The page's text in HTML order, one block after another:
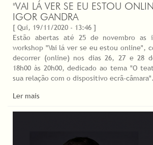
"VAI LÁ VER SE EU ESTOU
IGOR GANDRA
[ Qui, 19/11/2020 - 13:46 ]
Estão abertas até 25 de novembro as
workshop "Vai lá ver se eu estou online",
decorrer (online) nos dias 26, 27 e 28
18h00 às 20h00, dedicado ao tema "O
sua relação com o dispositivo ecrã-câmara".
Ler mais